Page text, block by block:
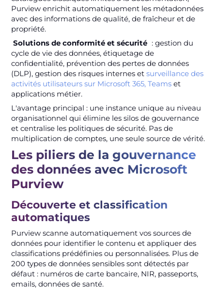
Purview enrichit automatiquement les métadonnées
avec des informations de qualité, de fraîcheur et de
propriété.
Solutions de conformité et sécurité : gestion du
cycle de vie des données, étiquetage de
confidentialité, prévention des pertes de données
(DLP), gestion des risques internes et surveillance des
activités utilisateurs sur Microsoft 365, Teamset
applications métier.
L'avantage principal : une instance unique au niveau
organisationnel qui élimine les silos de gouvernance
et centralise les politiques de sécurité. Pas de
multiplication de comptes, une seule source de vérité.
Les piliers de la gouvernance
des données avec Microsoft
Purview
Découverte et classification
automatiques
Purview scanne automatiquement vos sources de
données pour identifier le contenu et appliquer des
classifications prédéfinies ou personnalisées. Plus de
200 types de données sensibles sont détectés par
défaut : numéros de carte bancaire, NIR, passeports,
emails, données de santé.